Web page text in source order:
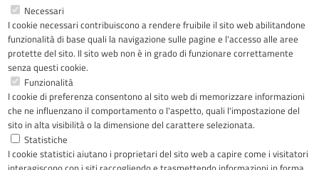
Necessari
I cookie necessari contribuiscono a rendere fruibile il sito web abilitandone
funzionalità di base quali la navigazione sulle pagine e l'accesso alle aree
protette del sito. Il sito web non è in grado di funzionare correttamente
senza questi cookie.
Funzionalità
I cookie di preferenza consentono al sito web di memorizzare informazioni
che ne influenzano il comportamento o l'aspetto, quali l'impostazione del
sito in alta visibilità o la dimensione del carattere selezionata.
Statistiche
I cookie statistici aiutano i proprietari del sito web a capire come i visitatori
FacebookYouTubeLinkedInInstagram
Riconoscimenti